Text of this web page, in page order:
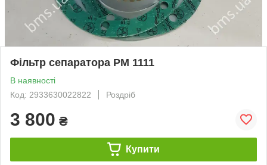
Фільтр сепаратора PM 1111
В наявності
Код: 2933630022822
Роздріб
3 800 ₴
Купити